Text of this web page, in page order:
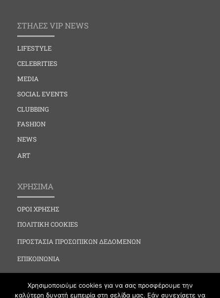
ΣΤΗΛΕΣ VIP NEWS
LIFESTYLE
CELEBRITIES
MEDIA
SOCIAL EVENTS
CLUBBING
FASHION
NEWS
ART
ΧΡΗΣΙΜΑ
ΟΡΟΙ ΧΡΗΣΗΣ
ΠΟΛΙΤΙΚΗ COOKIES
ΠΡΟΣΤΑΣΙΑ ΠΡΟΣΩΠΙΚΩΝ ΔΕΔΟΜΕΝΩΝ
ΕΠΙΚΟΙΝΩΝΙΑ
Χρησιμοποιούμε cookies για να σας προσφέρουμε την
καλύτερη δυνατή εμπειρία στη σελίδα μας. Εάν συνεχίσετε να